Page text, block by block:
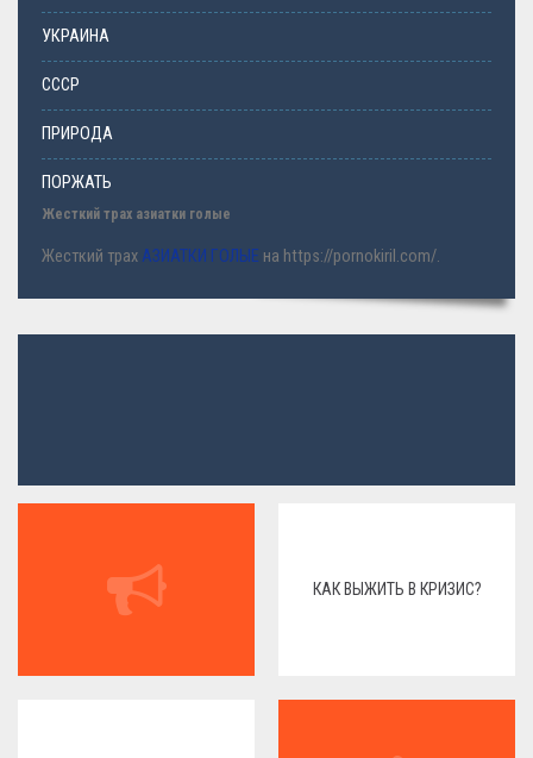
УКРАИНА
СССР
ПРИРОДА
ПОРЖАТЬ
Жесткий трах азиатки голые
Жесткий трах АЗИАТКИ ГОЛЫЕ на https://pornokiril.com/.
КАК ВЫЖИТЬ В КРИЗИС?